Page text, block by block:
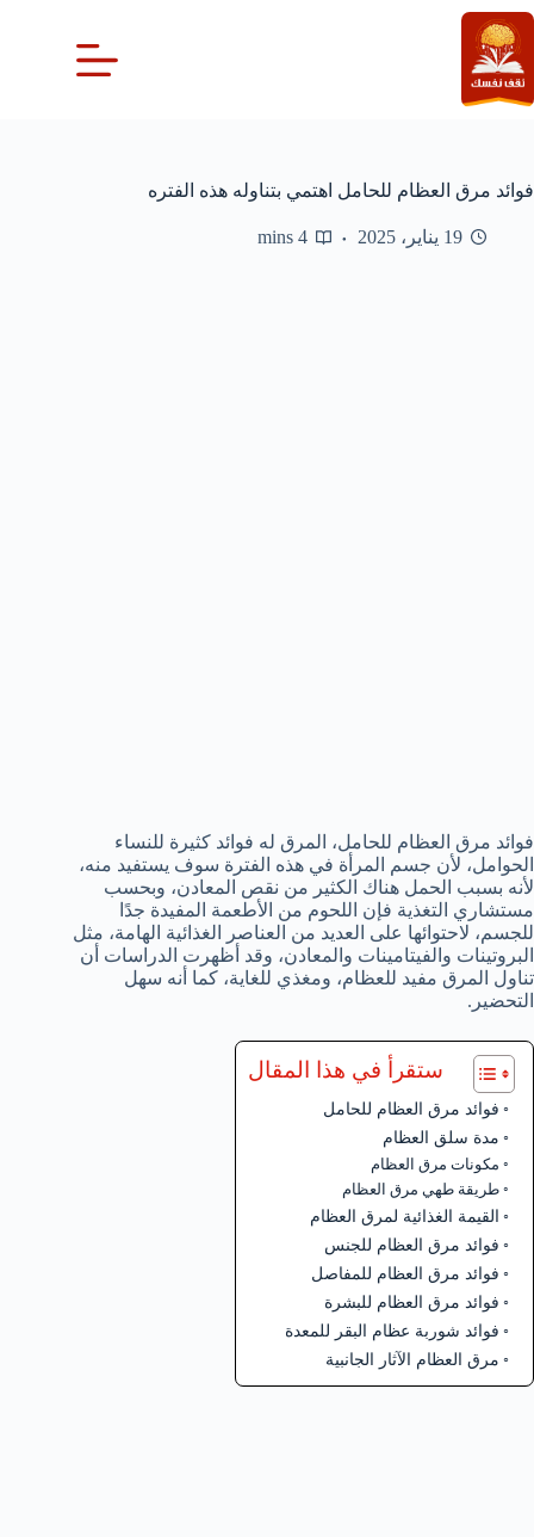
التجاوز
إلى
المحتوى
فوائد مرق العظام للحامل اهتمي بتناوله هذه الفتره
19 يناير، 2025 4 mins
فوائد مرق العظام للحامل، المرق له فوائد كثيرة للنساء
الحوامل، لأن جسم المرأة في هذه الفترة سوف يستفيد منه،
لأنه بسبب الحمل هناك الكثير من نقص المعادن، وبحسب
مستشاري التغذية فإن اللحوم من الأطعمة المفيدة جدًا
للجسم، لاحتوائها على العديد من العناصر الغذائية الهامة، مثل
البروتينات والفيتامينات والمعادن، وقد أظهرت الدراسات أن
تناول المرق مفيد للعظام، ومغذي للغاية، كما أنه سهل
التحضير.
ستقرأ في هذا المقال
فوائد مرق العظام للحامل
مدة سلق العظام
مكونات مرق العظام
طريقة طهي مرق العظام
القيمة الغذائية لمرق العظام
فوائد مرق العظام للجنس
فوائد مرق العظام للمفاصل
فوائد مرق العظام للبشرة
فوائد شوربة عظام البقر للمعدة
مرق العظام الآثار الجانبية